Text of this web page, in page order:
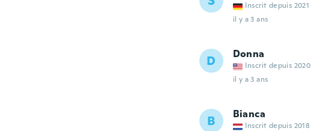
Inscrit depuis 2021
il y a 3 ans
D Donna
Inscrit depuis 2020
il y a 3 ans
B Bianca
Inscrit depuis 2018